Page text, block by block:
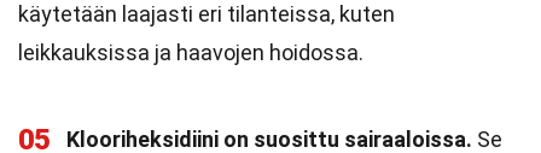
käytetään laajasti eri tilanteissa, kuten
leikkauksissa ja haavojen hoidossa.
05 Klooriheksidiini on suosittu sairaaloissa. Se